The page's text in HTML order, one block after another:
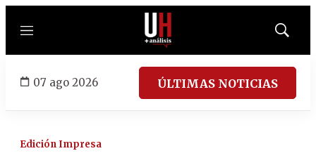
Menú
Mostrar
07 ago 2026 ÚLTIMAS NOTICIAS
Edición Impresa